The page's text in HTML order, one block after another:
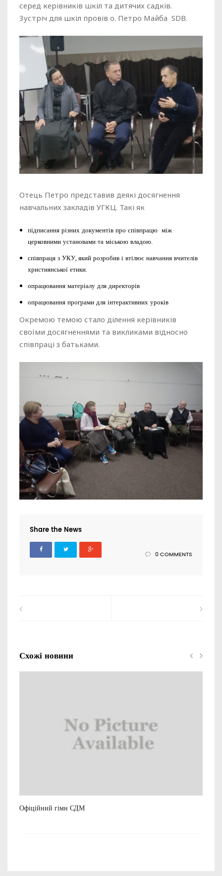
серед керівників шкіл та дитячих садків.
Зустріч для шкіл провів о. Петро Майба SDB.
Отець Петро представив деякі досягнення
навчальних закладів УГКЦ. Такі як
підписання різних документів про співпрацю між
церковними установами та міською владою.
співпраця з УКУ, який розробив і втілює навчання вчителів
християнської етики.
опрацювання матеріалу для директорів
опрацювання програми для інтерактивних уроків
Окремою темою стало ділення керівників
своїми досягненнями та викликами відносно
співпраці з батьками.
Share the News
0 COMMENTS
Схожі новини
Офіційний гімн СДМ